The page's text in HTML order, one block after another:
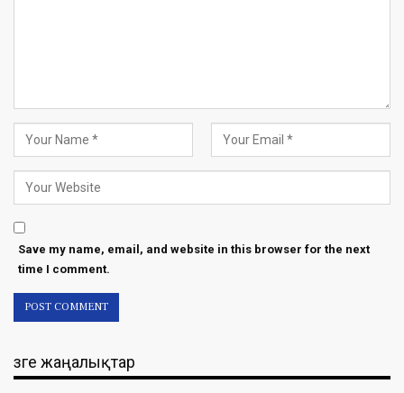
Save my name, email, and website in this browser for the next
time I comment.
Өзге жаңалықтар